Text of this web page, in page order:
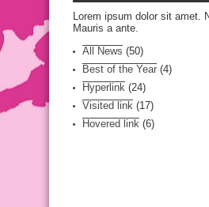
Lorem ipsum dolor sit amet.
Mauris a ante.
All News (50)
Best of the Year (4)
Hyperlink (24)
Visited link (17)
Hovered link (6)